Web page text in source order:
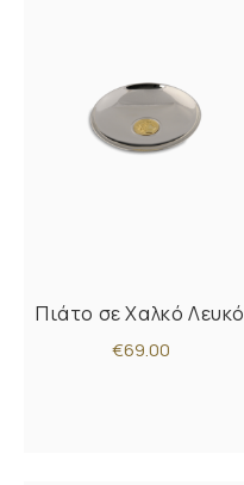
Πιάτο σε Χαλκό Λευκό
€69.00